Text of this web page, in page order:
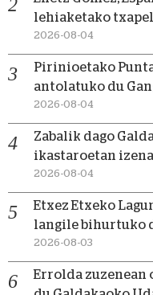
lehiaketako
2026-08-04
Pirinioetako
antolatuko du
2026-08-04
Zabalik dago
ikastaroetan
2026-08-04
Etxez Etxeko
langile bihurtuko
2026-08-03
Errolda zuzenean